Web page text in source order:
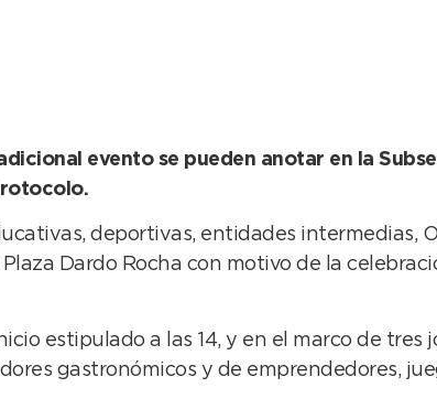
evento se pueden anotar en la
deportivas, entidades intermedias,
Dardo Rocha con motivo de la
estipulado a las 14, y en el marco de tres
gastronómicos y de emprendedores,